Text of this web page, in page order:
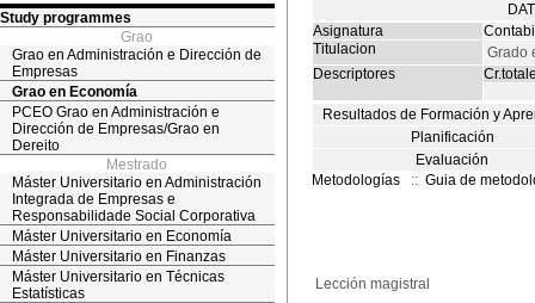
Study programmes
Grao
Grao en Administración e Dirección de
Empresas
Grao en Economía
PCEO Grao en Administración e
Dirección de Empresas/Grao en
Dereito
Mestrado
Máster Universitario en Administración
Integrada de Empresas e
Responsabilidade Social Corporativa
Máster Universitario en Economía
Máster Universitario en Finanzas
Máster Universitario en Técnicas
Estatísticas
Asignatura
Titulacion
Grado
Descriptores
Resultados de Formación y
Planificación
Evaluación
Metodologías
:: Guia de
Lección magistral